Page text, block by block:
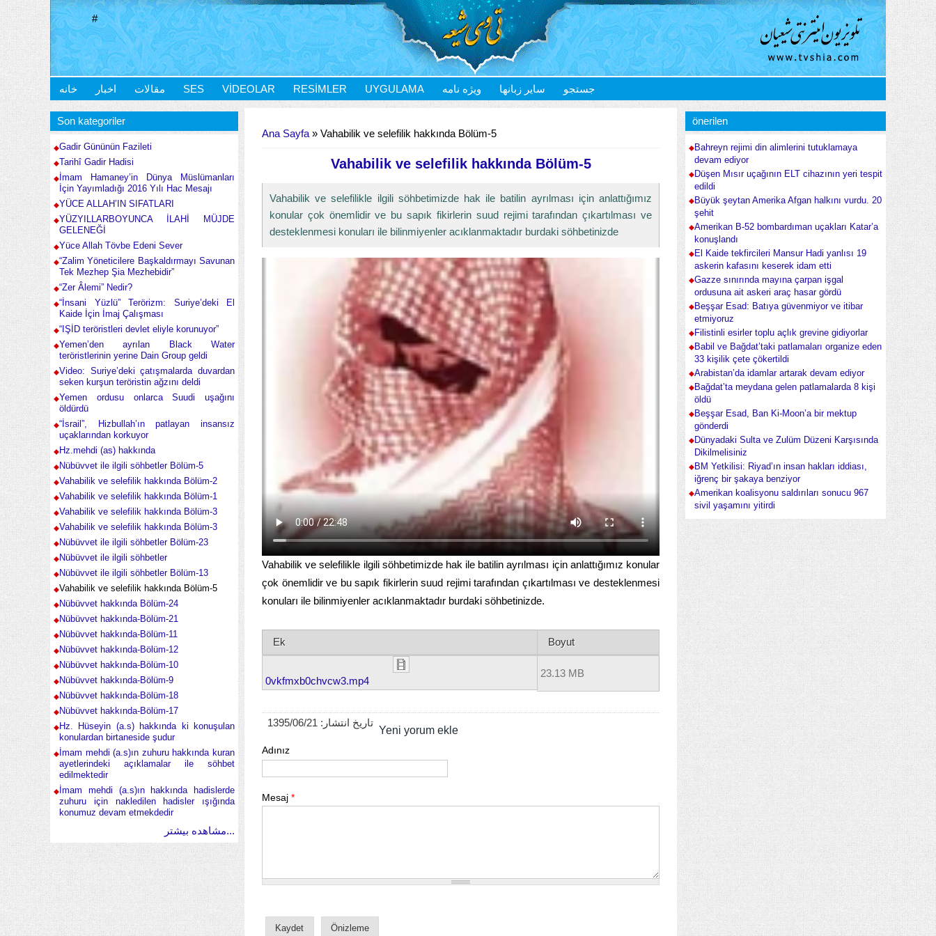
#
خانه اخبار مقالات SES VIDEOLAR RESIMLER UYGULAMA ویژه نامه سایر زبانها جستجو
Ana Sayfa » Vahabilik ve selefilik hakkında Bölüm-5
Vahabilik ve selefilik hakkında Bölüm-5
Vahabilik ve selefilikle ilgili söhbetimizde hak ile batilin ayrılması için anlattığımız
konular çok önemlidir ve bu sapık fikirlerin suud rejimi tarafından çıkartılması ve
desteklenmesi konuları ile bilinmiyenler acıklanmaktadır burdaki söhbetinizde
Vahabilik ve selefilikle ilgili söhbetimizde hak ile batilin ayrılması için anlattığımız konular
çok önemlidir ve bu sapık fikirlerin suud rejimi tarafından çıkartılması ve desteklenmesi
konuları ile bilinmiyenler acıklanmaktadır burdaki söhbetinizde.
Ek Boyut
0vkfmxb0chvcw3.mp4
23.13 MB
تاریخ انتشار: 1395/06/21
Yeni yorum ekle
Adınız
Mesaj *
Son kategoriler
Gadir Gününün Fazileti
Tarihî Gadir Hadisi
İmam Hamaney’in Dünya Müslümanları
İçin Yayımladığı 2016 Yılı Hac Mesajı
YÜCE ALLAH’IN SIFATLARI
YÜZYILLARBOYUNCA İLAHİ MÜJDE
GELENEĞİ
Yüce Allah Tövbe Edeni Sever
“Zalim Yöneticilere Başkaldırmayı Savunan
Tek Mezhep Şia Mezhebidir”
“Zer Âlemi” Nedir?
“İnsani Yüzlü” Terörizm: Suriye’deki El
Kaide İçin İmaj Çalışması
“IŞİD teröristleri devlet eliyle korunuyor”
Yemen’den ayrılan Black Water
teröristlerinin yerine Dain Group geldi
Video: Suriye’deki çatışmalarda duvardan
seken kurşun teröristin ağzını deldi
Yemen ordusu onlarca Suudi uşağını
öldürdü
“İsrail”, Hizbullah’ın patlayan insansız
uçaklarından korkuyor
Hz.mehdi (as) hakkında
Nübüvvet ile ilgili söhbetler Bölüm-5
Vahabilik ve selefilik hakkında Bölüm-2
Vahabilik ve selefilik hakkında Bölüm-1
Vahabilik ve selefilik hakkında Bölüm-3
Vahabilik ve selefilik hakkında Bölüm-3
Nübüvvet ile ilgili söhbetler Bölüm-23
Nübüvvet ile ilgili söhbetler
Nübüvvet ile ilgili söhbetler Bölüm-13
Vahabilik ve selefilik hakkında Bölüm-5
Nübüvvet hakkında Bölüm-24
Nübüvvet hakkında-Bölüm-21
Nübüvvet hakkında-Bölüm-11
Nübüvvet hakkında-Bölüm-12
Nübüvvet hakkında-Bölüm-10
Nübüvvet hakkında-Bölüm-9
Nübüvvet hakkında-Bölüm-18
Nübüvvet hakkında-Bölüm-17
Hz. Hüseyin (a.s) hakkında ki konuşulan
konulardan birtaneside şudur
İmam mehdi (a.s)ın zuhuru hakkında kuran
ayetlerindeki açıklamalar ile söhbet
edilmektedir
İmam mehdi (a.s)ın hakkında hadislerde
zuhuru için nakledilen hadisler ışığında
konumuz devam etmekdedir
مشاهده بیشتر...
önerilen
Bahreyn rejimi din alimlerini tutuklamaya
devam ediyor
Düşen Mısır uçağının ELT cihazının yeri tespit
edildi
Büyük şeytan Amerika Afgan halkını vurdu. 20
şehit
Amerikan B-52 bombardıman uçakları Katar’a
konuşlandı
El Kaide tekfircileri Mansur Hadi yanlısı 19
askerin kafasını keserek idam etti
Gazze sınırında mayına çarpan işgal
ordusuna ait askeri araç hasar gördü
Beşşar Esad: Batıya güvenmiyor ve itibar
etmiyoruz
Filistinli esirler toplu açlık grevine gidiyorlar
Babil ve Bağdat’taki patlamaları organize eden
33 kişilik çete çökertildi
Arabistan’da idamlar artarak devam ediyor
Bağdat’ta meydana gelen patlamalarda 8 kişi
öldü
Beşşar Esad, Ban Ki-Moon’a bir mektup
gönderdi
Dünyadaki Sulta ve Zulüm Düzeni Karşısında
Dikilmelisiniz
BM Yetkilisi: Riyad’ın insan hakları iddiası,
iğrenç bir şakaya benziyor
Amerikan koalisyonu saldırıları sonucu 967
sivil yaşamını yitirdi